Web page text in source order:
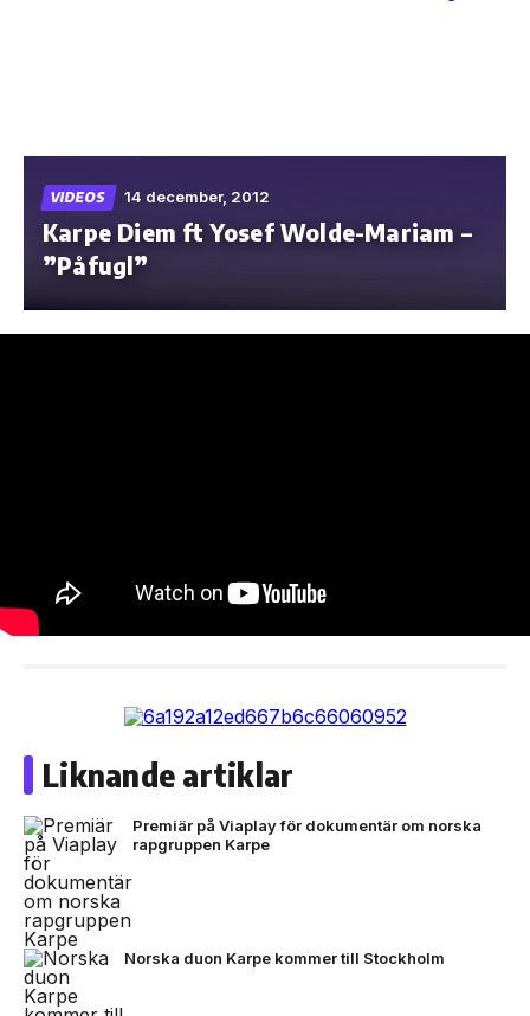
content
VIDEOS 14 december, 2012
Karpe Diem ft Yosef Wolde-Mariam –
”Påfugl”
Liknande artiklar
Premiär på Viaplay för dokumentär om norska
rapgruppen Karpe
Norska duon Karpe kommer till Stockholm